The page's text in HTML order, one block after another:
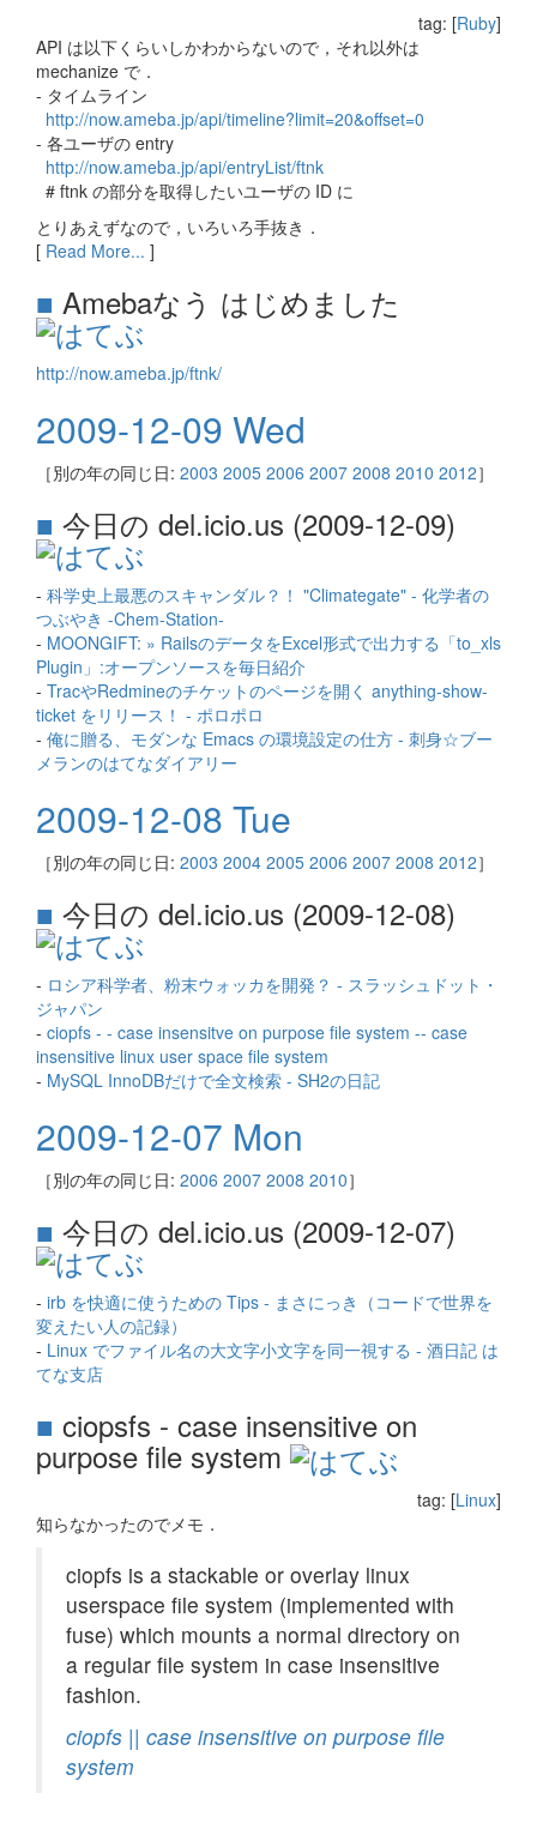
tag: [Ruby]
API は以下くらいしかわからないので，それ以外は
mechanize で．
- タイムライン
http://now.ameba.jp/api/timeline?limit=20&offset=0
- 各ユーザの entry
http://now.ameba.jp/api/entryList/ftnk
# ftnk の部分を取得したいユーザの ID に
とりあえずなので，いろいろ手抜き．
[ Read More... ]
■ Amebaなう はじめました
http://now.ameba.jp/ftnk/
2009-12-09 Wed
［別の年の同じ日: 2003 2005 2006 2007 2008 2010 2012］
■ 今日の del.icio.us (2009-12-09)
- 科学史上最悪のスキャンダル？！ "Climategate" - 化学者の
つぶやき -Chem-Station-
- MOONGIFT: » RailsのデータをExcel形式で出力する「to_xls
Plugin」:オープンソースを毎日紹介
- TracやRedmineのチケットのページを開く anything-show-
ticket をリリース！ - ポロポロ
- 俺に贈る、モダンな Emacs の環境設定の仕方 - 刺身☆ブー
メランのはてなダイアリー
2009-12-08 Tue
［別の年の同じ日: 2003 2004 2005 2006 2007 2008 2012］
■ 今日の del.icio.us (2009-12-08)
- ロシア科学者、粉末ウォッカを開発？ - スラッシュドット・
ジャパン
- ciopfs - - case insensitve on purpose file system -- case
insensitive linux user space file system
- MySQL InnoDBだけで全文検索 - SH2の日記
2009-12-07 Mon
［別の年の同じ日: 2006 2007 2008 2010］
■ 今日の del.icio.us (2009-12-07)
- irb を快適に使うための Tips - まさにっき（コードで世界を
変えたい人の記録）
- Linux でファイル名の大文字小文字を同一視する - 酒日記 は
てな支店
■ ciopsfs - case insensitive on
purpose file system
tag: [Linux]
知らなかったのでメモ．
ciopfs is a stackable or overlay linux
userspace file system (implemented with
fuse) which mounts a normal directory on
a regular file system in case insensitive
fashion.
ciopfs || case insensitive on purpose file
system